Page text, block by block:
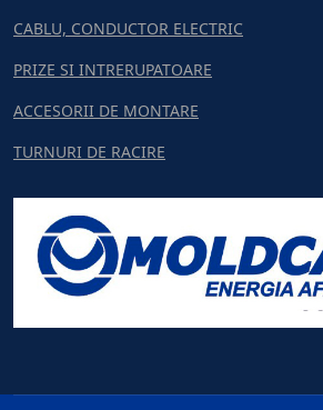
CABLU, CONDUCTOR ELECTRIC
PRIZE SI INTRERUPATOARE
ACCESORII DE MONTARE
TURNURI DE RACIRE